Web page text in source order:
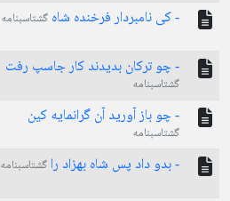
- کی نامبردار فرخنده شاه گشتاسبنامه
- چو ترکان بدیدند کار جاسپ رفت
گشتاسبنامه
- چو باز آورید آن گرانمایه کین
گشتاسبنامه
- بدو داد پس شاه بهزاد را گشتاسبنامه